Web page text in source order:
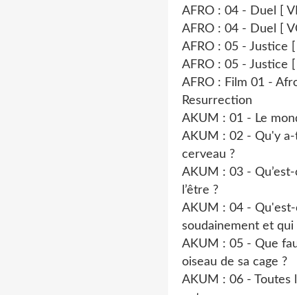
AFRO : 04 - Duel [
AFRO : 04 - Duel [
AFRO : 05 - Justice [
AFRO : 05 - Justice [
AFRO : Film 01 -
Resurrection
AKUM : 01 - Le
AKUM : 02 - Qu'y
cerveau ?
AKUM : 03 -
l’être ?
AKUM : 04 -
soudainement et qui
AKUM : 05 - Que
oiseau de sa cage ?
AKUM : 06 - Toutes